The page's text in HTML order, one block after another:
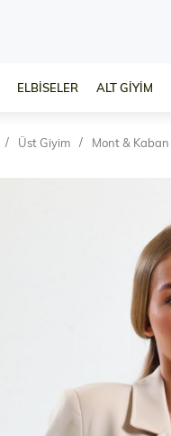
ELBİSELER ALT GİYİM
Üst Giyim Mont & Kaban